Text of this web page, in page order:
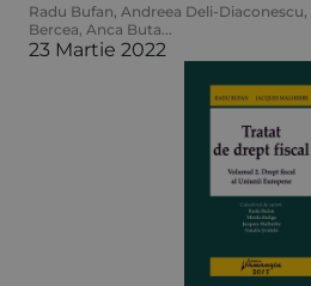
Radu Bufan, Andreea Deli-Diaconescu,
Bercea, Anca Buta...
23 Martie 2022